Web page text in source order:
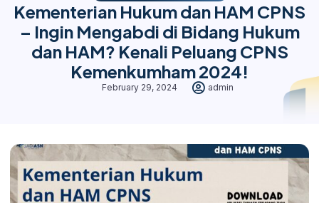
Kementerian Hukum dan HAM CPNS
– Ingin Mengabdi di Bidang Hukum
dan HAM? Kenali Peluang CPNS
Kemenkumham 2024!
February 29, 2024 admin